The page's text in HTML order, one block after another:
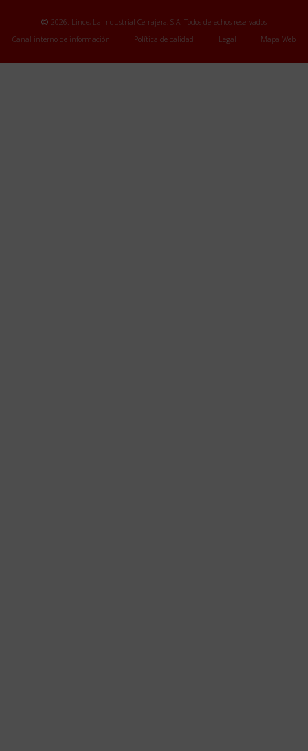
2026. Lince, La Industrial Cerrajera, S.A. Todos derechos reservados
Canal interno de información
Política de calidad Legal Mapa Web